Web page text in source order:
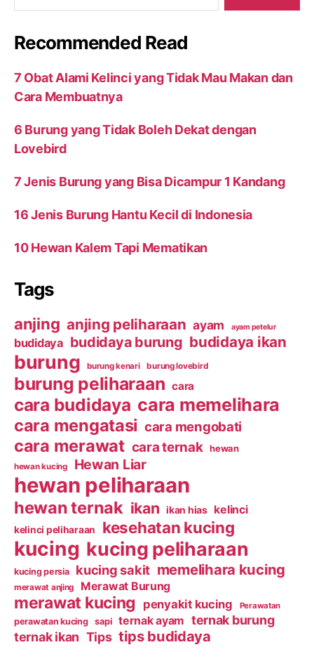
Recommended Read
7 Obat Alami Kelinci yang Tidak Mau Makan dan
Cara Membuatnya
6 Burung yang Tidak Boleh Dekat dengan
Lovebird
7 Jenis Burung yang Bisa Dicampur 1 Kandang
16 Jenis Burung Hantu Kecil di Indonesia
10 Hewan Kalem Tapi Mematikan
Tags
anjing anjing peliharaan ayam ayam petelur
budidaya budidaya burung budidaya ikan
burung burung kenari burung lovebird
burung peliharaan cara
cara budidaya cara memelihara
cara mengatasi cara mengobati
cara merawat cara ternak hewan
hewan kucing Hewan Liar
hewan peliharaan
hewan ternak ikan ikan hias kelinci
kelinci peliharaan kesehatan kucing
kucing kucing peliharaan
kucing persia kucing sakit memelihara kucing
merawat anjing Merawat Burung
merawat kucing penyakit kucing Perawatan
perawatan kucing sapi ternak ayam ternak burung
ternak ikan Tips tips budidaya